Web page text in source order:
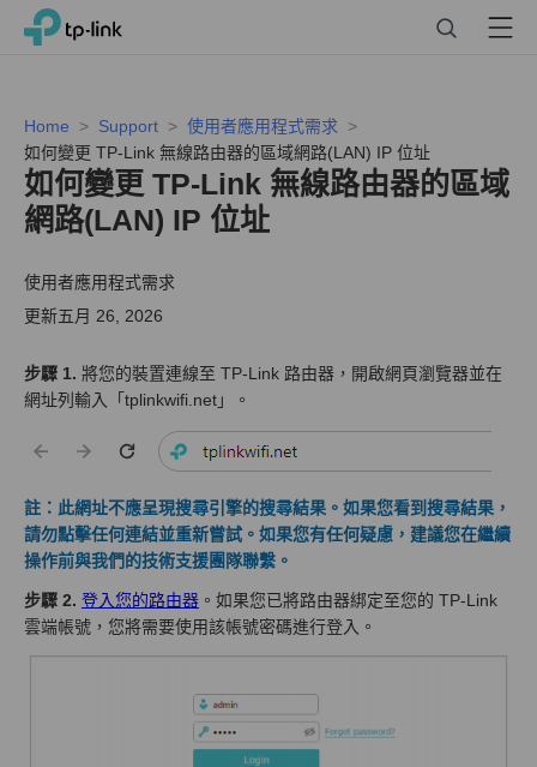
Click
navigation
bar
TP-Link, Reliably Smart Menu
Home Support
使用者應用程式需求
如何變更 TP-Link 無線路由器的區域網路(LAN) IP 位址
如何變更 TP-Link 無線路由器的區域
網路(LAN) IP 位址
使用者應用程式需求
更新五月 26, 2026
步驟 1. 將您的裝置連線至 TP-Link 路由器，開啟網頁瀏覽器並在
網址列輸入「tplinkwifi.net」。
註：此網址不應呈現搜尋引擎的搜尋結果。如果您看到搜尋結果，
請勿點擊任何連結並重新嘗試。如果您有任何疑慮，建議您在繼續
操作前與我們的技術支援團隊聯繫。
步驟 2. 登入您的路由器 。如果您已將路由器綁定至您的 TP-Link
雲端帳號，您將需要使用該帳號密碼進行登入。